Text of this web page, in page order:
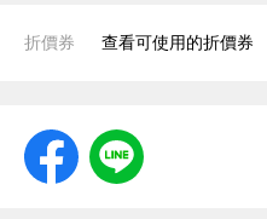
折價券 查看可使用的折價券